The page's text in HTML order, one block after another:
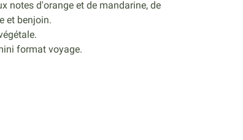
notes d'orange et de mandarine, de
et benjoin.
format voyage.